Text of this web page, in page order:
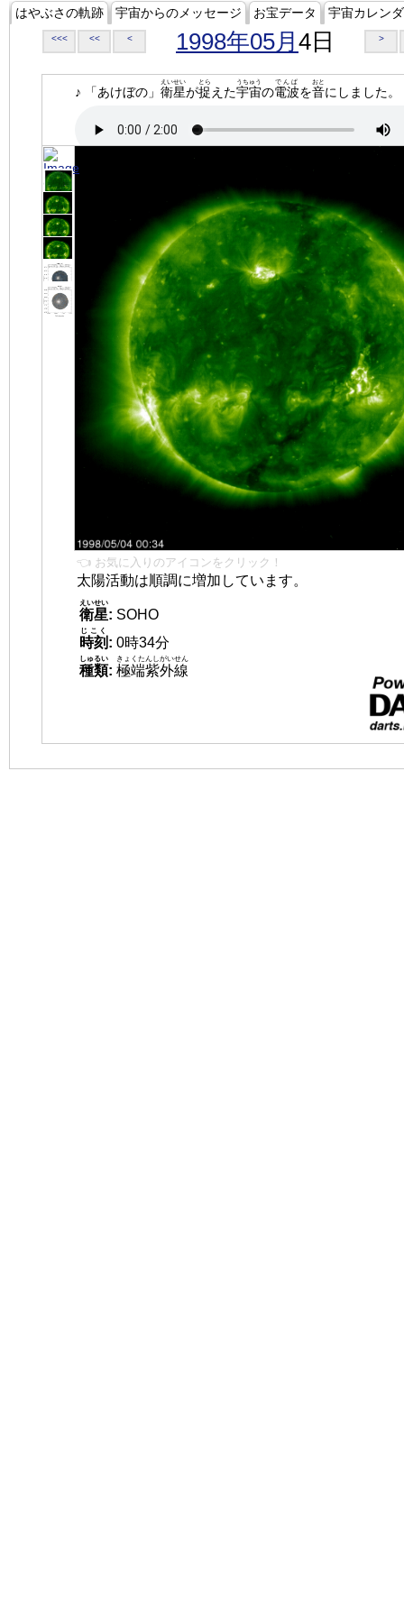
はやぶさの軌跡 宇宙からのメッセージ お宝データ 宇宙カレン
<<< << < 1998年05月 4日 >
♪ 「あけぼの」 衛星
えいせい
が捉
とら
えた宇宙
うちゅう
の電波
でんぱ
を音
おと
にしました。
👈 お気に入りのアイコンをクリック！
太陽活動は順調に増加しています。
衛星
えいせい
: SOHO
時刻
じこく
: 0時34分
種類
しゅるい
: 極端紫外線
きょくたんしがいせん